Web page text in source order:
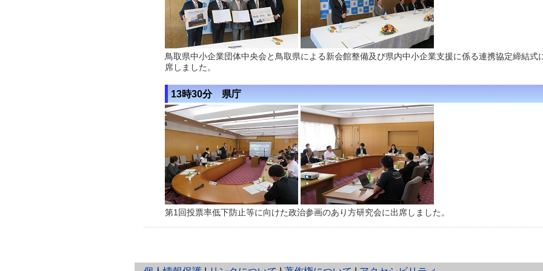
鳥取県中小企業団体中央会と鳥取県による新会館整備及び県内中小企業支援に係る連携協定締結式
席しました。
13時30分 県庁
第1回投票率低下防止等に向けた政治参画のあり方研究会に出席しました。